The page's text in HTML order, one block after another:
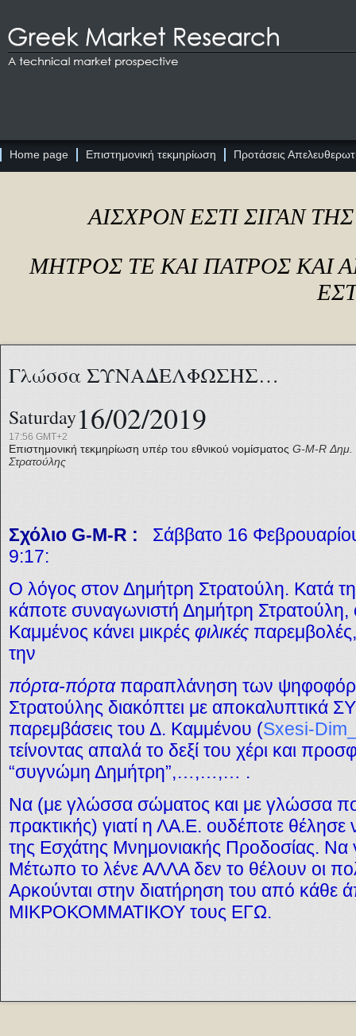
Home page Επιστημονική τεκμηρίωση Προτάσεις
ΑΙΣΧΡΟΝ ΕΣΤΙ ΣΙΓΑΝ
ΜΗΤΡΟΣ ΤΕ ΚΑΙ ΠΑΤΡΟΣ ΚΑΙ
Γλώσσα ΣΥΝΑΔΕΛΦΩΣΗΣ…
Saturday16/02/2019
17:56 GMT+2
Επιστημονική τεκμηρίωση υπέρ του εθνικού νομίσματος G-M-R Δημ.
Στρατούλης
Σχόλιο G-M-R :
Σάββατο 16
9:17:
Ο λόγος στον Δημήτρη Στρατούλη. Κατά τη
κάποτε συναγωνιστή Δημήτρη Στρατούλη,
Καμμένος κάνει μικρές φιλικές
την
πόρτα-πόρταπαραπλάνηση των
Στρατούλης διακόπτει με αποκαλυπτικά
παρεμβάσεις του Δ. Καμμένου (Sxesi-
τείνοντας απαλά το δεξί του χέρι και
“συγνώμη Δημήτρη”,…,…,… .
Να (με γλώσσα σώματος και με γλώσσα
πρακτικής) γιατί η ΛΑ.Ε. ουδέποτε θέλησε
της Εσχάτης Μνημονιακής Προδοσίας. Να
Μέτωπο το λένε ΑΛΛΑ δεν το θέλουν οι
Αρκούνται στην διατήρηση του από κάθε
ΜΙΚΡΟΚΟΜΜΑΤΙΚΟΥ τους ΕΓΩ.